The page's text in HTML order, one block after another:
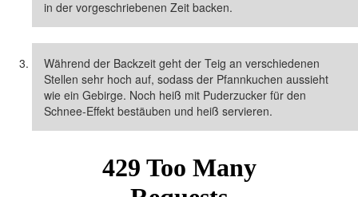
in der vorgeschriebenen Zeit backen.
Während der Backzeit geht der Teig an verschiedenen
Stellen sehr hoch auf, sodass der Pfannkuchen aussieht
wie ein Gebirge. Noch heiß mit Puderzucker für den
Schnee-Effekt bestäuben und heiß servieren.